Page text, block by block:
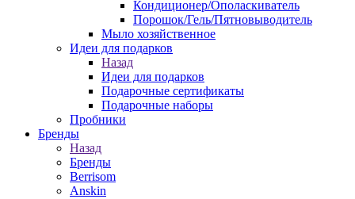
Кондиционер/Ополаскиватель
Порошок/Гель/Пятновыводитель
Мыло хозяйственное
Идеи для подарков
Назад
Идеи для подарков
Подарочные сертификаты
Подарочные наборы
Пробники
Бренды
Назад
Бренды
Berrisom
Anskin